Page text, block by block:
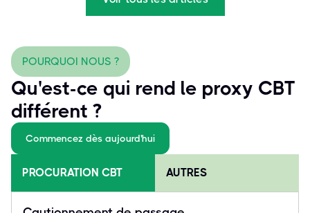
POURQUOI NOUS ?
Qu'est-ce qui rend le proxy CBT
différent ?
Commencez dès aujourd'hui
PROCURATION CBT AUTRES